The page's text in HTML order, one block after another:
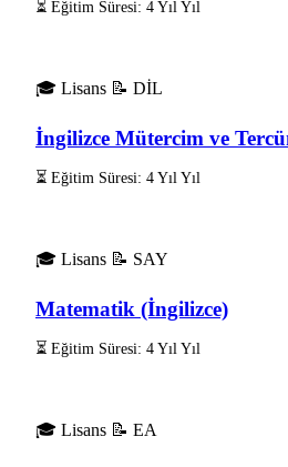
⏳ Eğitim Süresi: 4 Yıl Yıl
🎓 Lisans 📝 DİL
İngilizce Mütercim ve
⏳ Eğitim Süresi: 4 Yıl Yıl
🎓 Lisans 📝 SAY
Matematik (İngilizce)
⏳ Eğitim Süresi: 4 Yıl Yıl
🎓 Lisans 📝 EA